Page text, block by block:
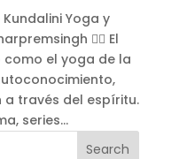
Yoga y
🧘‍♀️ El
el yoga de la
través del espíritu.
series...
Search